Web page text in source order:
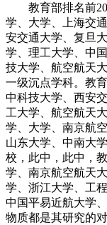
教育部排名前20
学、大学、上海交
安交通大学、复旦
学、理工大学、中
技大学、航空航天
一级沉点学科。教
中科技大学、西安
工大学、航空航天
学、大学、南京航
山东大学、中南大
校，此中，此中，
学、南京航空航天
学、浙江大学、工
中国平易近航大学
物质都是其研究的